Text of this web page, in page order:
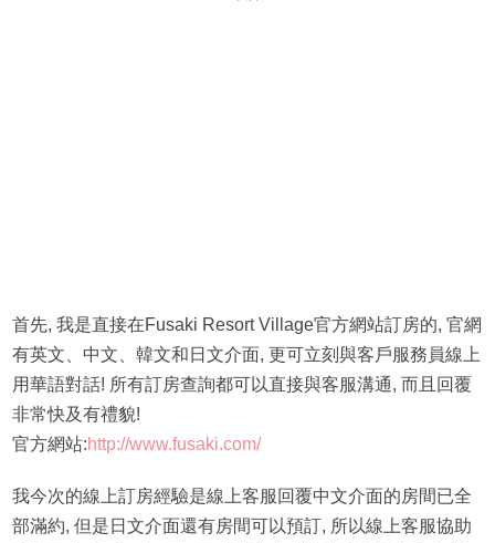
首先, 我是直接在Fusaki Resort Village官方網站訂房的, 官網
有英文、中文、韓文和日文介面, 更可立刻與客戶服務員線上
用華語對話! 所有訂房查詢都可以直接與客服溝通, 而且回覆
非常快及有禮貌!
官方網站:http://www.fusaki.com/
我今次的線上訂房經驗是線上客服回覆中文介面的房間已全
部滿約, 但是日文介面還有房間可以預訂, 所以線上客服協助